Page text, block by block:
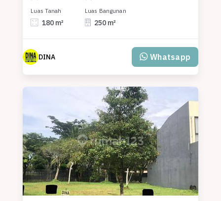
Luas Tanah
180 m²
Luas Bangunan
250 m²
DINA Whatsapp